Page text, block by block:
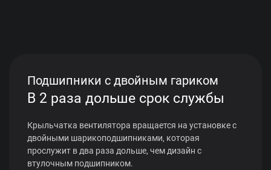
Подшипники с двойным гариком
В 2 раза дольше срок службы
Крыльчатка вентилятора вращается на установке с
двойными шарикоподшипниками, которая
прослужит в два раза дольше, чем дизайн с
втулочным подшипником.